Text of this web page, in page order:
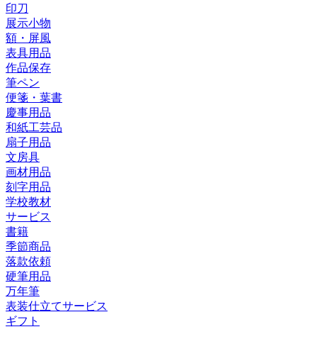
印刀
展示小物
額・屏風
表具用品
作品保存
筆ペン
便箋・葉書
慶事用品
和紙工芸品
扇子用品
文房具
画材用品
刻字用品
学校教材
サービス
書籍
季節商品
落款依頼
硬筆用品
万年筆
表装仕立てサービス
ギフト